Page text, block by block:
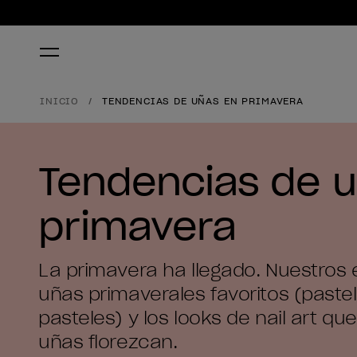
INICIO TENDENCIAS DE UÑAS EN PRIMAVERA
Tendencias de
primavera
La primavera ha llegado. Nuestros
uñas primaverales favoritos
pasteles) y los looks de nail art
uñas florezcan.